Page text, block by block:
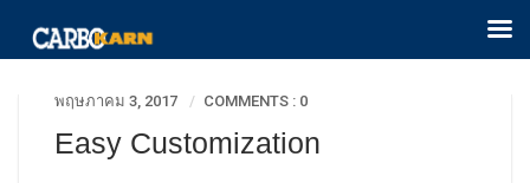
พฤษภาคม 3, 2017 COMMENTS : 0
Easy Customization